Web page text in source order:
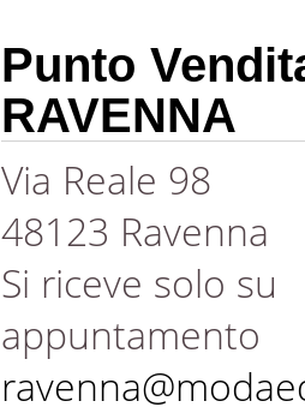
Punto
RAVENNA
Via Reale 98
48123 Ravenna
Si riceve solo su
appuntamento